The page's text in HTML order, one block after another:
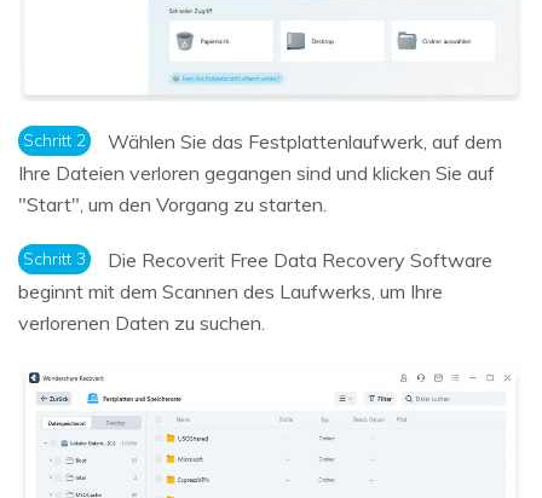
Schritt 2
Wählen Sie das Festplattenlaufwerk, auf dem
Ihre Dateien verloren gegangen sind und klicken Sie auf
"Start", um den Vorgang zu starten.
Schritt 3
Die Recoverit Free Data Recovery Software
beginnt mit dem Scannen des Laufwerks, um Ihre
verlorenen Daten zu suchen.